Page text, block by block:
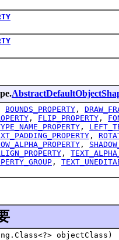
BOUNDS_PROPERTY ,
, FLIP_PROPERTY ,
,
,
,
,
,
objectClass)